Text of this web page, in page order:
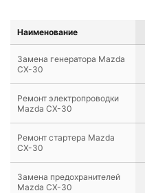
Наименование
Замена генератора Mazda
CX-30
Ремонт электропроводки
Mazda CX-30
Ремонт стартера Mazda
CX-30
Замена предохранителей
Mazda CX-30